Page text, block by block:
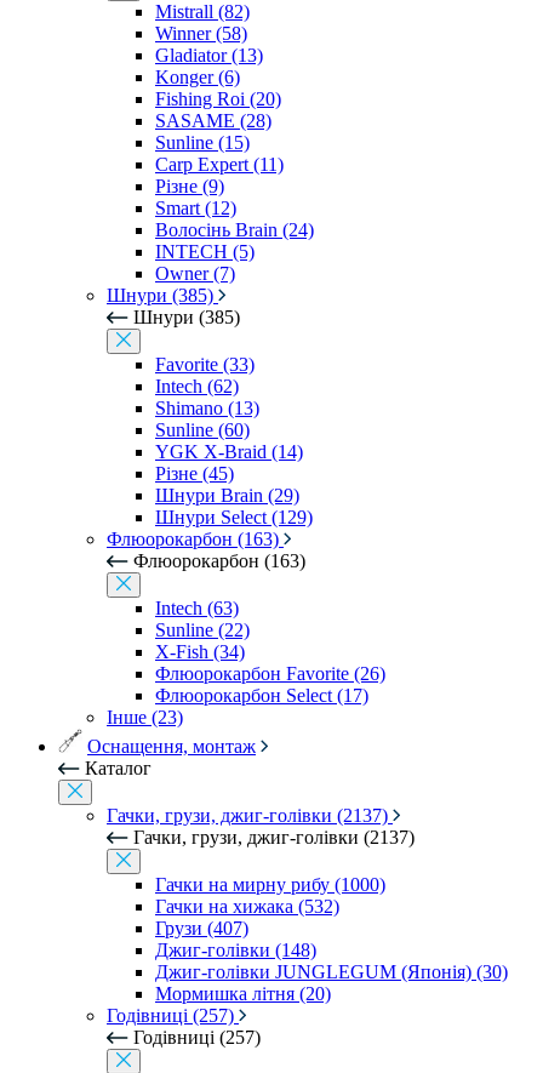
Mistrall (82)
Winner (58)
Gladiator (13)
Konger (6)
Fishing Roi (20)
SASAME (28)
Sunline (15)
Carp Expert (11)
Різне (9)
Smart (12)
Волосінь Brain (24)
INTECH (5)
Owner (7)
Шнури (385)
Шнури (385)
Favorite (33)
Intech (62)
Shimano (13)
Sunline (60)
YGK X-Braid (14)
Різне (45)
Шнури Brain (29)
Шнури Select (129)
Флюорокарбон (163)
Флюорокарбон (163)
Intech (63)
Sunline (22)
X-Fish (34)
Флюорокарбон Favorite (26)
Флюорокарбон Select (17)
Інше (23)
Оснащення, монтаж
Каталог
Гачки, грузи, джиг-голівки (2137)
Гачки, грузи, джиг-голівки (2137)
Гачки на мирну рибу (1000)
Гачки на хижака (532)
Грузи (407)
Джиг-голівки (148)
Джиг-голівки JUNGLEGUM (Японія) (30)
Мормишка літня (20)
Годівниці (257)
Годівниці (257)